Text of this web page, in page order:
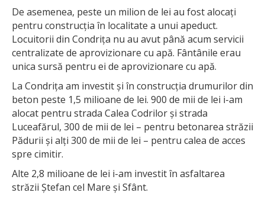
De asemenea, peste un milion de lei au fost alocați
pentru construcția în localitate a unui apeduct.
Locuitorii din Condrița nu au avut până acum servicii
centralizate de aprovizionare cu apă. Fântânile erau
unica sursă pentru ei de aprovizionare cu apă.
La Condrița am investit și în construcția drumurilor din
beton peste 1,5 milioane de lei. 900 de mii de lei i-am
alocat pentru strada Calea Codrilor și strada
Luceafărul, 300 de mii de lei – pentru betonarea străzii
Pădurii și alți 300 de mii de lei – pentru calea de acces
spre cimitir.
Alte 2,8 milioane de lei i-am investit în asfaltarea
străzii Ștefan cel Mare și Sfânt.